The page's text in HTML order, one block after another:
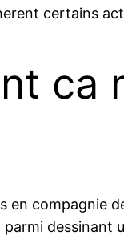
certains
ca
en compagnie
parmi dessinant